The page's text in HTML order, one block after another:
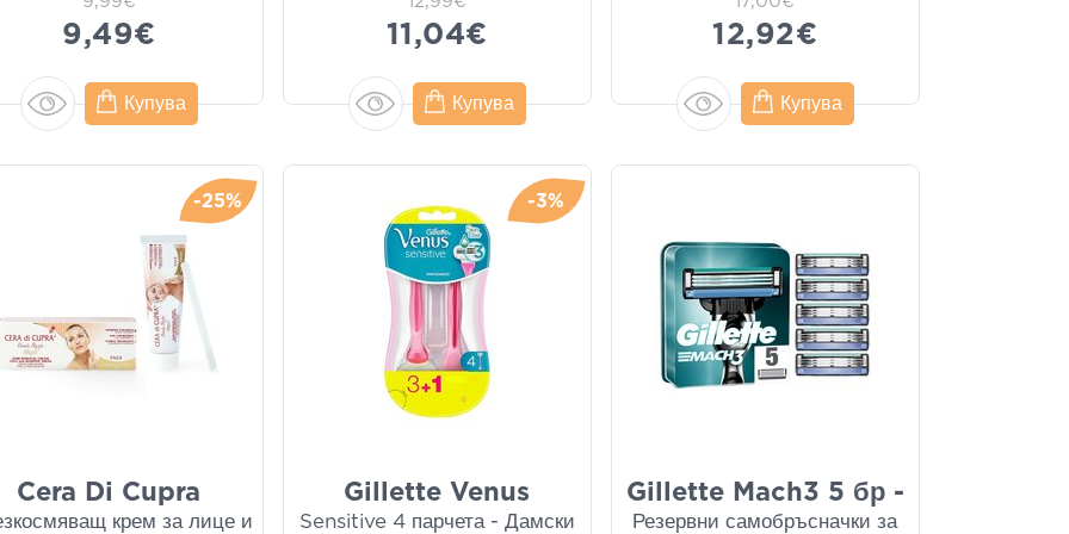
9,49€
Купува
11,04€
Купува
12,92€
Купува
-25%
Cera Di Cupra
крем за лице и
-3%
Gillette Venus
Sensitive 4 парчета - Дамски
Gillette Mach3 5 бр -
Резервни самобръсначки за